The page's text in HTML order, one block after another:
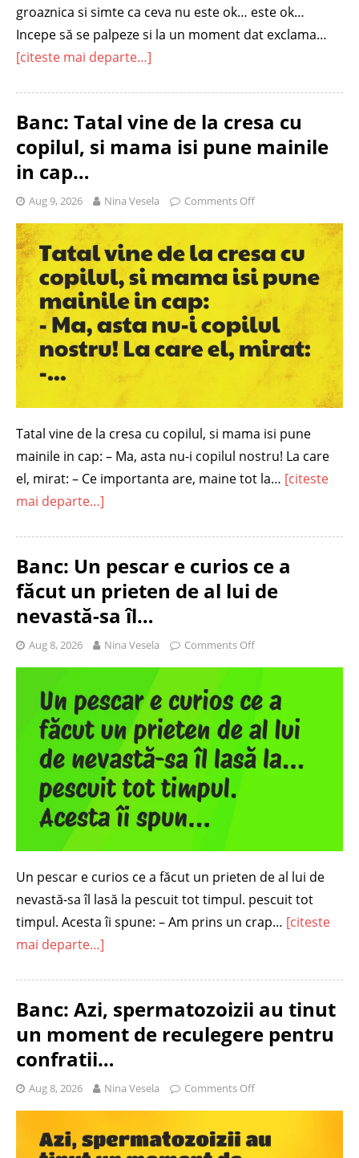
groaznica si simte ca ceva nu este ok… este ok…
Incepe să se palpeze si la un moment dat exclama…
[citeste mai departe…]
Banc: Tatal vine de la cresa cu
copilul, si mama isi pune mainile
in cap…
Aug 9, 2026 Nina Vesela Comments Off
Tatal vine de la cresa cu copilul, si mama isi pune
mainile in cap: – Ma, asta nu-i copilul nostru! La care
el, mirat: – Ce importanta are, maine tot la… [citeste
mai departe…]
Banc: Un pescar e curios ce a
făcut un prieten de al lui de
nevastă-sa îl…
Aug 8, 2026 Nina Vesela Comments Off
Un pescar e curios ce a făcut un prieten de al lui de
nevastă-sa îl lasă la pescuit tot timpul. pescuit tot
timpul. Acesta îi spune: – Am prins un crap… [citeste
mai departe…]
Banc: Azi, spermatozoizii au tinut
un moment de reculegere pentru
confratii…
Aug 8, 2026 Nina Vesela Comments Off